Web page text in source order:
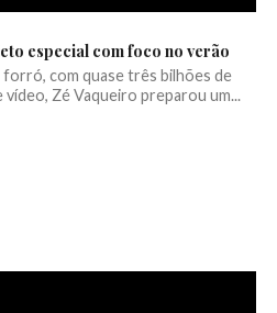
especial com foco no verão
com quase três bilhões de
Zé Vaqueiro preparou um...